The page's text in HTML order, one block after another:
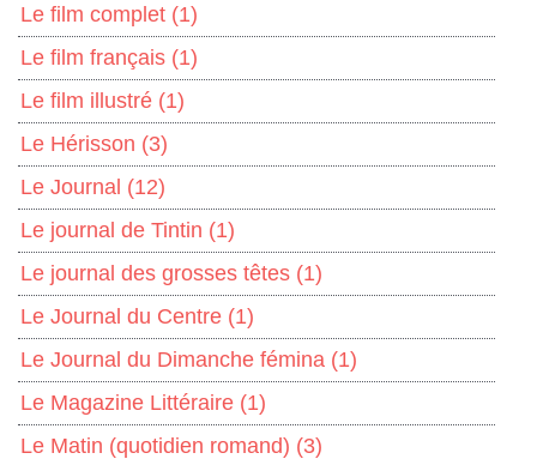
Le film complet (1)
Le film français (1)
Le film illustré (1)
Le Hérisson (3)
Le Journal (12)
Le journal de Tintin (1)
Le journal des grosses têtes (1)
Le Journal du Centre (1)
Le Journal du Dimanche fémina (1)
Le Magazine Littéraire (1)
Le Matin (quotidien romand) (3)